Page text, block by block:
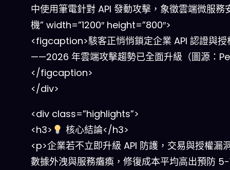
中使用筆電針對 API 發動攻擊，象徵雲端微服務
機” width=”1200″ height=”800″>
<figcaption>駭客正悄悄鎖定企業 API 認證與授
——2026 年雲端攻擊趨勢已全面升級（圖源：
</figcaption>
</div>
<div class=”highlights”>
<h3>
核心結論</h3>
<p>企業若不立即升級 API 防護，交易與授權漏
數據外洩與服務癱瘓，修復成本平均高出預防